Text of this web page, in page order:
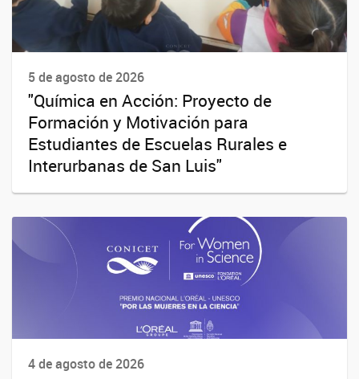
5 de agosto de 2026
"Química en Acción: Proyecto de
Formación y Motivación para
Estudiantes de Escuelas Rurales e
Interurbanas de San Luis"
4 de agosto de 2026